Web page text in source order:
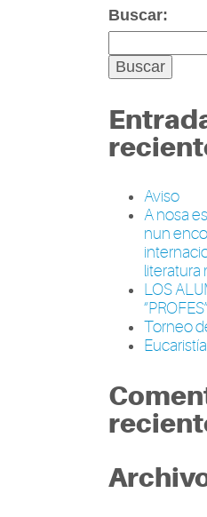
Buscar:
Aviso
A nosa
nun
literatura
LOS
Torneo